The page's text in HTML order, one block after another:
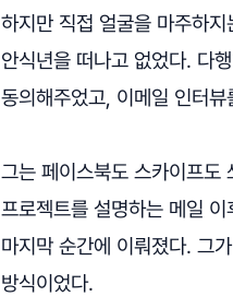
하지만 직접 얼굴을 마주하
안식년을 떠나고 없었다. 다
동의해주었고, 이메일 인터
그는 페이스북도 스카이프도
프로젝트를 설명하는 메일
마지막 순간에 이뤄졌다. 그
방식이었다.